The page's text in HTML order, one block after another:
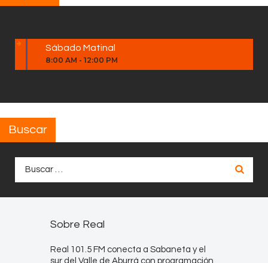
Sábado Matinal
8:00 AM - 12:00 PM
Buscar
Sobre Real
Real 101.5 FM conecta a Sabaneta y el
sur del Valle de Aburrá con programación